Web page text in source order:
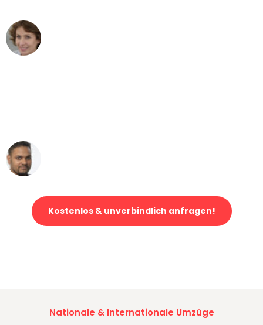
Kostenlos & unverbindlich anfragen!
Nationale & Internationale Umzüge